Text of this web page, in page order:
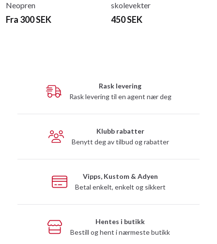
Neopren
Fra 300 SEK
skolevekter
450 SEK
Rask levering
Rask levering til en agent nær deg
Klubb rabatter
Benytt deg av tilbud og rabatter
Vipps, Kustom & Adyen
Betal enkelt, enkelt og sikkert
Hentes i butikk
Bestill og hent i nærmeste butikk